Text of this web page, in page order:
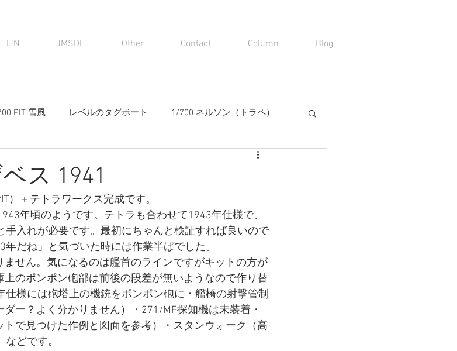
IJN JMSDF Other Contact Column Blog
PIT 雪風 レベルのタグボート 1/700 ネルソン（トラペ）
ス 1941
）＋テトラワークス完成です。
年頃のようです。テトラも合わせて1943年仕様で、
手入れが必要です。最初にちゃんと検証すれば良いので
だね」と気づいた時には作業半ばでした。
せん。気になるのは艦首のラインですがキットの方が
のポンポン砲部は前後の段差が無いようなので作り替
様には砲塔上の機銃をポンポン砲に・艦橋の射撃管制
ー？よく分かりません）・271/MF探知機は未装着・
で見つけた作例と図面を参考）・スタンウォーク（高
どです。